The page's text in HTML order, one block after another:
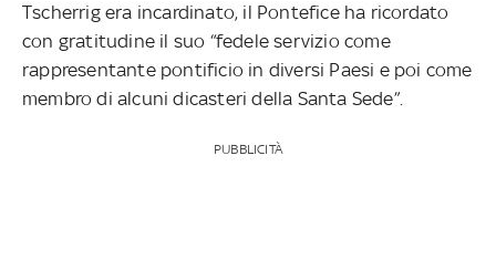
Tscherrig era incardinato, il Pontefice ha ricordato
con gratitudine il suo “fedele servizio come
rappresentante pontificio in diversi Paesi e poi come
membro di alcuni dicasteri della Santa Sede”.
PUBBLICITÀ